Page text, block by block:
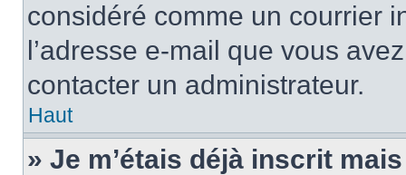
considéré comme un courrier
l’adresse e-mail que vous
contacter un administrateur.
Haut
» Je m’étais déjà inscrit